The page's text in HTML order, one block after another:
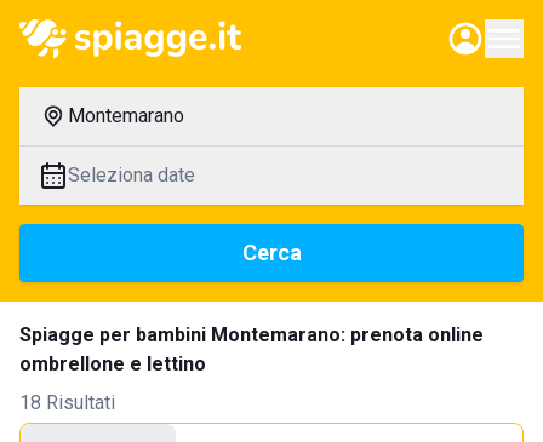
Montemarano
Seleziona date
Cerca
Spiagge per bambini Montemarano: prenota online
ombrellone e lettino
18 Risultati